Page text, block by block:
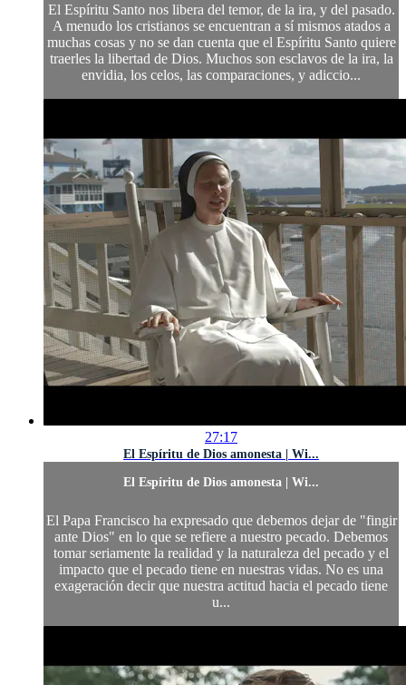
El Espíritu Santo nos libera del temor, de la ira, y del pasado.
A menudo los cristianos se encuentran a sí mismos atados a
muchas cosas y no se dan cuenta que el Espíritu Santo quiere
traerles la libertad de Dios. Muchos son esclavos de la ira, la
envidia, los celos, las comparaciones, y adiccio...
27:17
El Espíritu de Dios amonesta | Wi...
El Espíritu de Dios amonesta | Wi...
El Papa Francisco ha expresado que debemos dejar de "fingir
ante Dios" en lo que se refiere a nuestro pecado. Debemos
tomar seriamente la realidad y la naturaleza del pecado y el
impacto que el pecado tiene en nuestras vidas. No es una
exageración decir que nuestra actitud hacia el pecado tiene
u...